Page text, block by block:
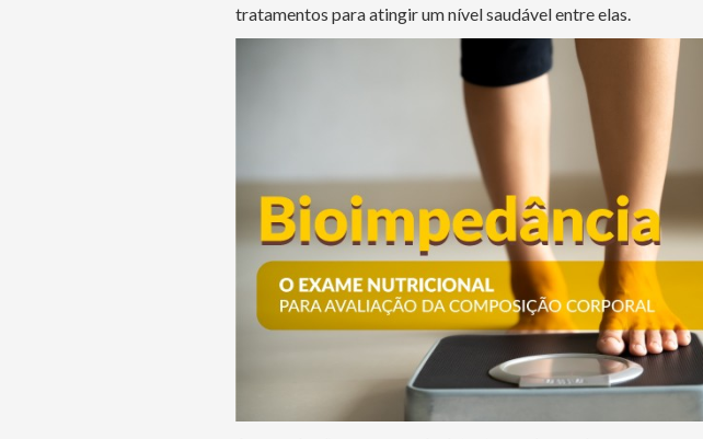
tratamentos para atingir um nível saudável entre elas.